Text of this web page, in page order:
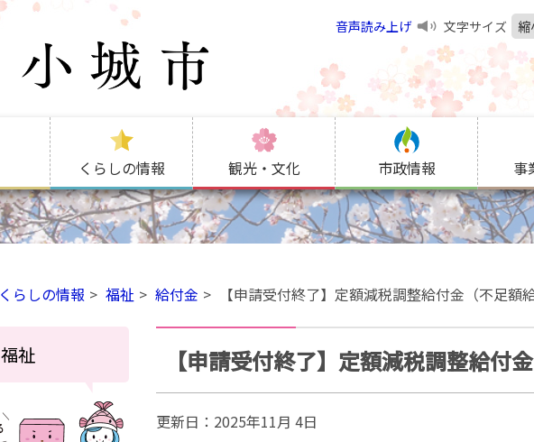
音声読み上げ 文字サイズ 縮
くらしの情報 観光・文化 市政情報 事
くらしの情報 福祉 給付金 【申請受付終了】定額減税調整給付金（不足額給
【申請受付終了】定額減税調整給付
更新日： 2025年11月 4日
福祉